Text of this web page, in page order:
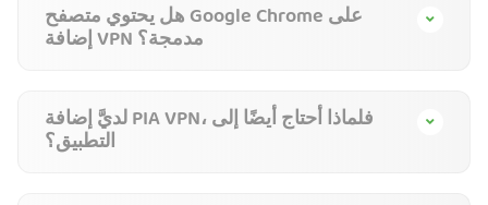
هل يحتوي متصفح Google Chrome على
إضافة VPN مدمجة؟
لديَّ إضافة PIA VPN، فلماذا أحتاج أيضًا إلى
التطبيق؟